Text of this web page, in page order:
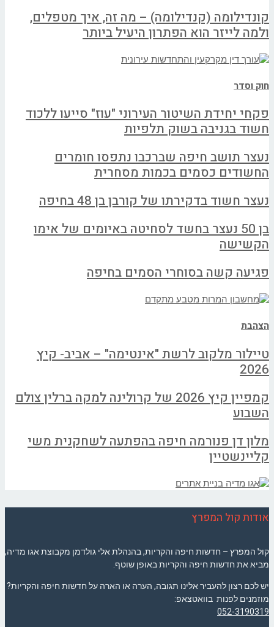
קונדילומה (קנדילומה) – מה זה, איך מטפלים,
ולמה לייזר הוא הפתרון היעיל ביותר
חוק וסדר
פקחי יחידת השיטור העירוני "עוז" סייעו ללכוד
חשוד בגניבה בשוק תלפיות
נעצר תושב חיפה שברכבו נתפסו חומרים
החשודים כסמים בכמות מסחרית
נעצר חשוד בדקירתו של קורבן בן 48 בחיפה
בן 50 נעצר בחשד לסחיטה באיומים של אימו
הקשישה
פגיעה קשה בסוחרי הסמים בחיפה
הצהבת
טיילור מלקוב לרשת "אינטימה" – אביב- קיץ
2026
קמפיין קיץ 2026 של קרולינה למקה ברלין צולם
השבוע
מלון דן פנורמה חיפה בהפתעה לשחקנית משי
קליינשטיין
אודות קול המפרץ
קול המפרץ – חדשות חיפה והקריות, בהנהלת אלי גולדמן מקבוצת אגו מדיה,
מביא את חדשות חיפה והקריות באופן שוטף.
יש לכם רצון להעביר אלינו תגובה, הערה או הארה על חדשות חיפה והקריות?
מוזמנים לפנות בוואטצאפ:
052-3190319